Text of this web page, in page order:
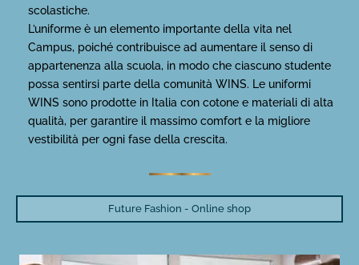
scolastiche.
L’uniforme è un elemento importante della vita nel
Campus, poiché contribuisce ad aumentare il senso di
appartenenza alla scuola, in modo che ciascuno studente
possa sentirsi parte della comunità WINS. Le uniformi
WINS sono prodotte in Italia con cotone e materiali di alta
qualità, per garantire il massimo comfort e la migliore
vestibilità per ogni fase della crescita.
Future Fashion - Online shop